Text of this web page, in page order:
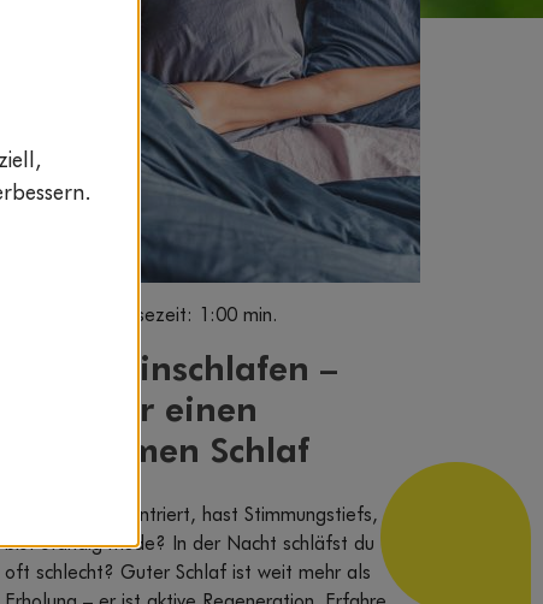
Lesezeit: 1:00 min.
Besser einschlafen –
Tipps für einen
erholsamen Schlaf
Du bist unkonzentriert, hast Stimmungstiefs,
bist ständig müde? In der Nacht schläfst du
oft schlecht? Guter Schlaf ist weit mehr als